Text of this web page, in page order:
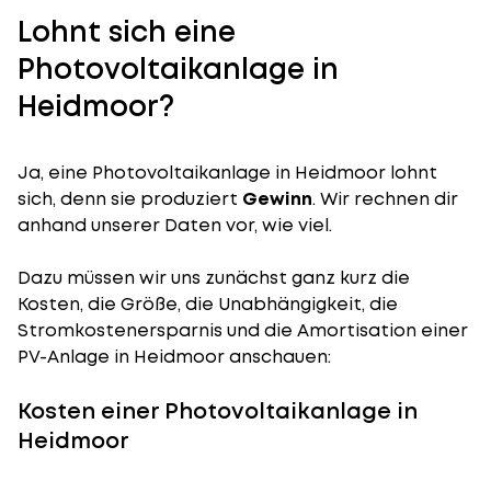
Lohnt sich eine
Photovoltaikanlage in
Heidmoor?
Ja, eine Photovoltaikanlage in Heidmoor lohnt
sich, denn sie produziert Gewinn. Wir rechnen dir
anhand unserer Daten vor, wie viel.
Dazu müssen wir uns zunächst ganz kurz die
Kosten, die Größe, die Unabhängigkeit, die
Stromkostenersparnis und die Amortisation einer
PV-Anlage in Heidmoor anschauen:
Kosten einer Photovoltaikanlage in
Heidmoor